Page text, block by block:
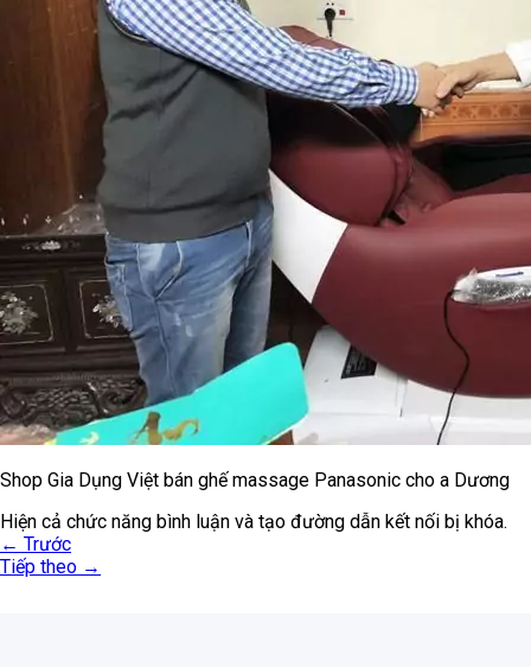
Shop Gia Dụng Việt bán ghế massage Panasonic cho a Dương
Hiện cả chức năng bình luận và tạo đường dẫn kết nối bị khóa.
← Trước
Tiếp theo →